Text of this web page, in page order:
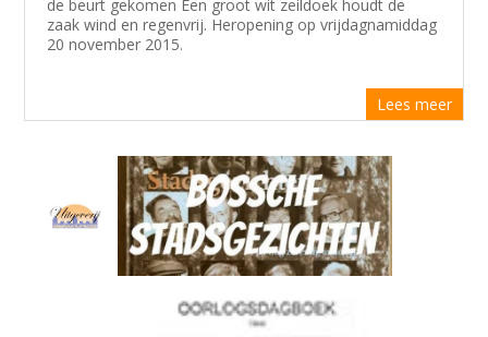
de beurt gekomen Een groot wit zeildoek houdt de
zaak wind en regenvrij. Heropening op vrijdagnamiddag
20 november 2015.
Lees meer